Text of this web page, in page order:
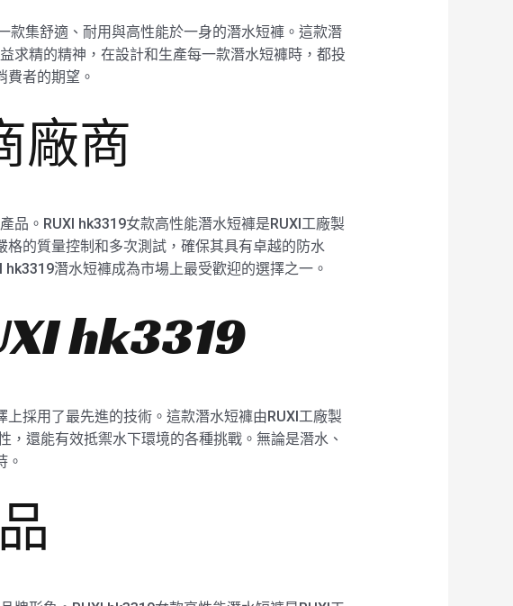
款集舒適、耐用與高性能於一身的潛水短褲。這款潛
求精的精神，在設計和生產每一款潛水短褲時，都投
費者的期望。
廠商
品。RUXI hk3319女款高性能潛水短褲是RUXI工廠製
的質量控制和多次測試，確保其具有卓越的防水
潛水短褲成為市場上最受歡迎的選擇之一。
hk3319
採用了最先進的技術。這款潛水短褲由RUXI工廠製
還能有效抵禦水下環境的各種挑戰。無論是潛水、
。